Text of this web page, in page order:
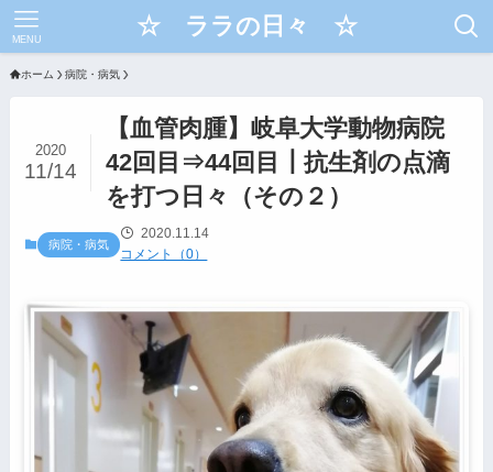
☆ ララの日々 ☆
MENU
ホーム 病院・病気
【血管肉腫】岐阜大学動物病院
42回目⇒44回目┃抗生剤の点滴
を打つ日々（その２）
2020
11/14
病院・病気
2020.11.14
コメント（0）